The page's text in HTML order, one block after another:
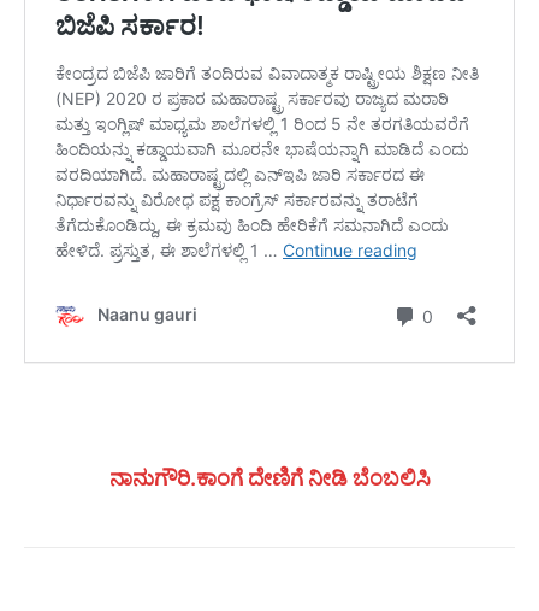
ನಾನುಗೌರಿ.ಕಾಂಗೆ ದೇಣಿಗೆ ನೀಡಿ ಬೆಂಬಲಿಸಿ